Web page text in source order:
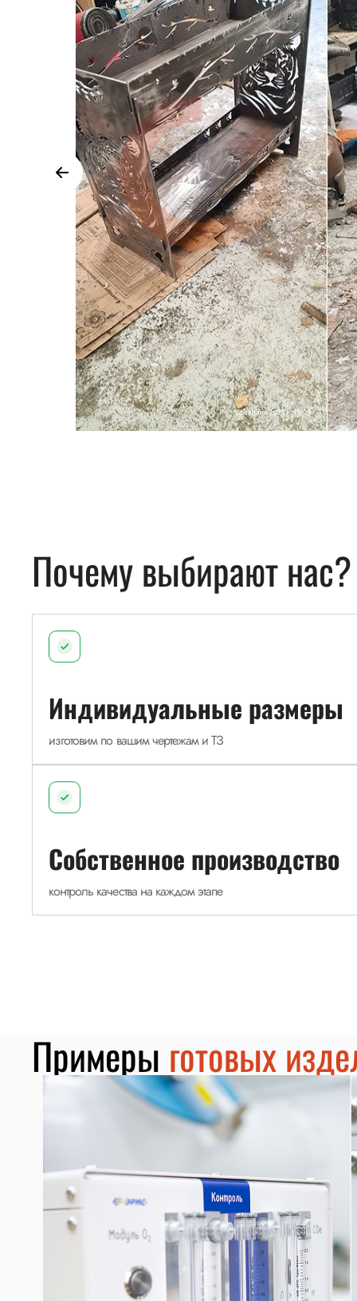
Почему выбирают нас?
Индивидуальные размеры
изготовим по вашим чертежам и ТЗ
Собственное производство
контроль качества на каждом этапе
Примеры готовых